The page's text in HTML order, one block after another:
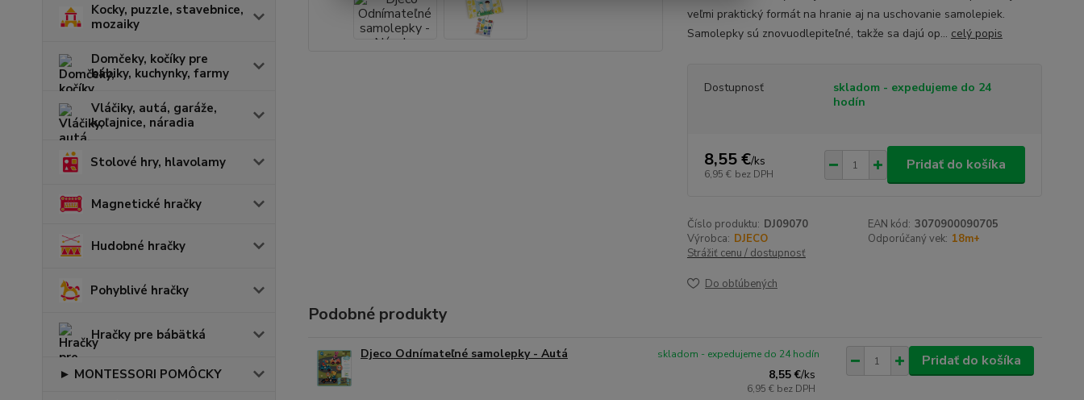
Kocky, puzzle, stavebnice,
mozaiky
Domčeky, kočíky pre
bábiky, kuchynky, farmy
Vláčiky, autá, garáže,
koľajnice, náradia
Stolové hry, hlavolamy
Magnetické hračky
Hudobné hračky
Pohyblivé hračky
Hračky pre bábätká
► MONTESSORI POMÔCKY
veľmi praktický formát na hranie aj na uschovanie samolepiek.
Samolepky sú znovuodlepiteľné, takže sa dajú op... celý popis
Dostupnosť
skladom - expedujeme do 24
hodín
8,55 €/ks
6,95 € bez DPH
Pridať do košíka
Číslo produktu: DJ09070 EAN kód: 3070900090705
Výrobca: DJECO Odporúčaný vek: 18m+
Strážiť cenu / dostupnosť
Do obľúbených
Podobné produkty
Djeco Odnímateľné samolepky - Autá
8,55 €/ks
6,95 € bez DPH
skladom - expedujeme do 24 hodín Pridať do košíka